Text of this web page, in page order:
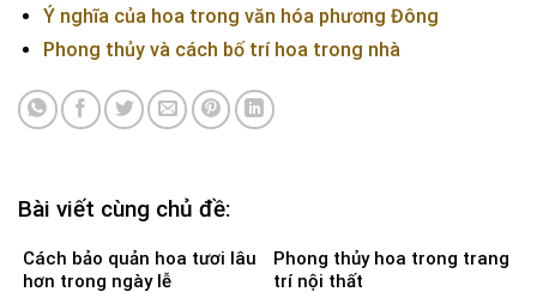
Ý nghĩa của hoa trong văn hóa phương Đông
Phong thủy và cách bố trí hoa trong nhà
Bài viết cùng chủ đề:
Cách bảo quản hoa tươi lâu
hơn trong ngày lễ
Phong thủy hoa trong trang
trí nội thất